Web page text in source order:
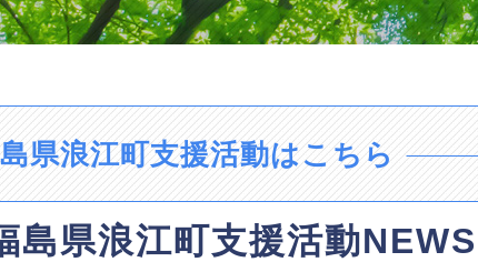
県浪江町支援活動はこちら
島県浪江町支援活動NEWS